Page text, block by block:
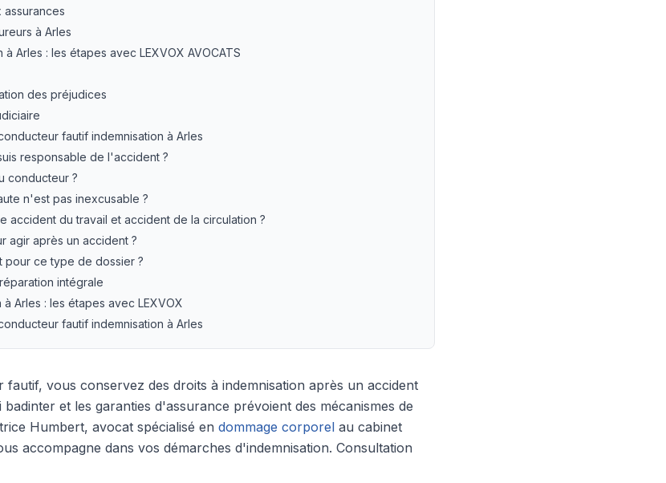
à Arles
Arles : les étapes avec LEXVOX AVOCATS
des préjudices
fautif indemnisation à Arles
responsable de l'accident ?
conducteur ?
n'est pas inexcusable ?
accident du travail et accident de la circulation ?
agir après un accident ?
pour ce type de dossier ?
intégrale
Arles : les étapes avec LEXVOX
fautif indemnisation à Arles
vous conservez des droits à indemnisation après un accident
et les garanties d'assurance prévoient des mécanismes de
Humbert, avocat spécialisé en dommage corporel au cabinet
accompagne dans vos démarches d'indemnisation. Consultation